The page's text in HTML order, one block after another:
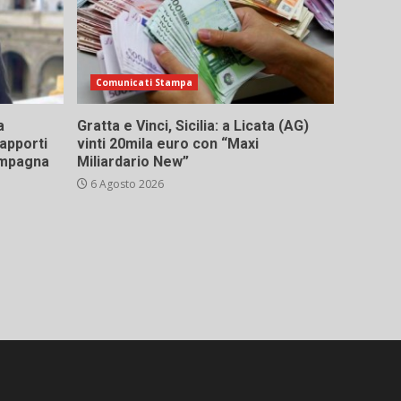
Comunicati Stampa
Gratta e Vinci, Sicilia: a Licata (AG)
vinti 20mila euro con “Maxi
Miliardario New”
6 Agosto 2026